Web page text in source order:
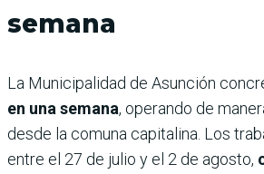
semana
La Municipalidad de Asunción
en una semana, operando de
desde la comuna capitalina. Los
entre el 27 de julio y el 2 de agosto,